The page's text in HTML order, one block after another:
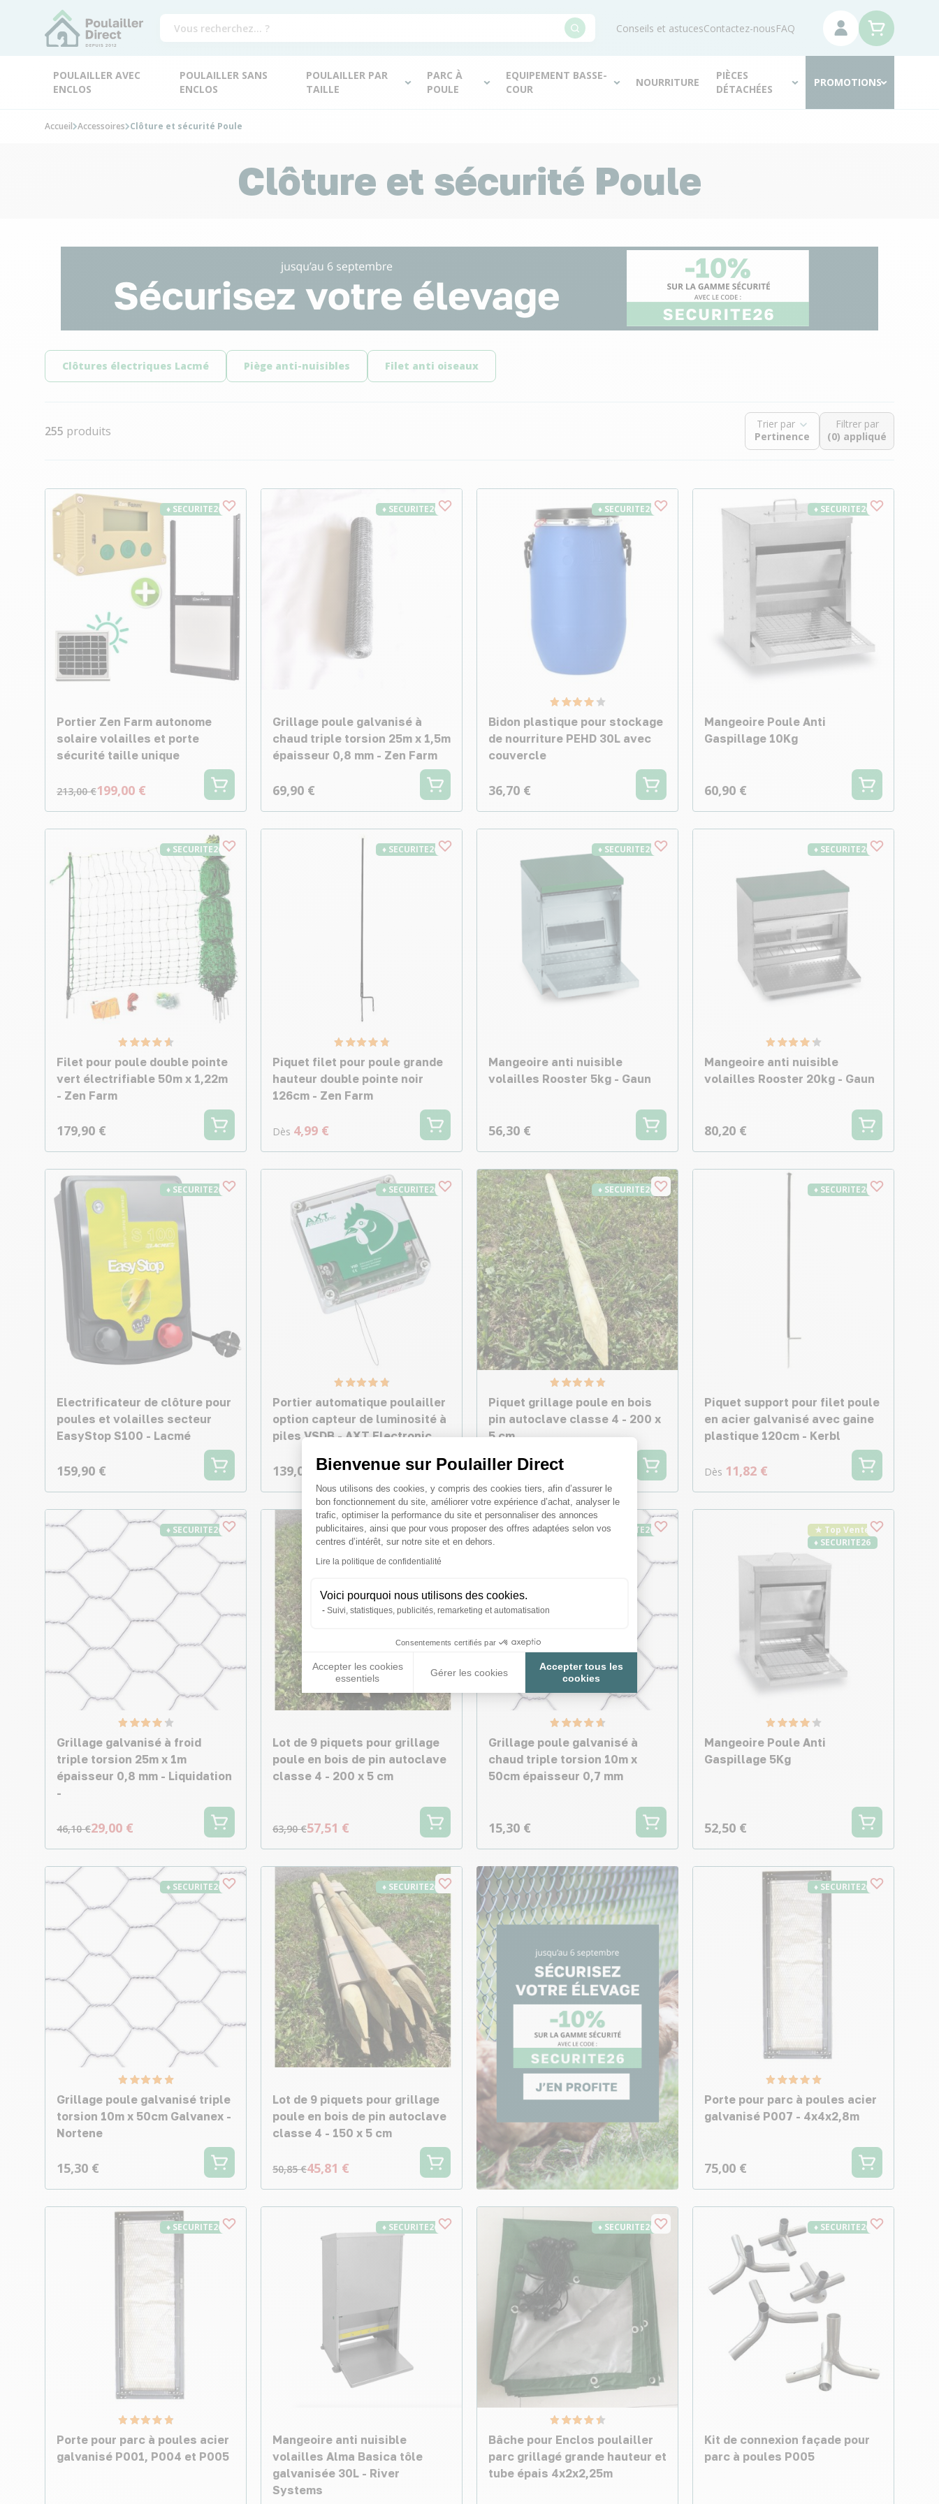
Bienvenue sur Poulailler Direct
Plateforme de Gestion du Consentement : Personnalisez vos Options
Nous utilisons des cookies, y compris des cookies tiers, afin d’assurer le
bon fonctionnement du site, améliorer votre expérience d’achat, analyser le
trafic, optimiser la performance du site et personnaliser des annonces
publicitaires, ainsi que pour vous proposer des offres adaptées selon vos
centres d’intérêt, sur notre site et en dehors.
Lire la politique de confidentialité
Voici pourquoi nous utilisons des cookies.
Suivi, statistiques, publicités, remarketing et automatisation
Consentements certifiés par
Accepter les cookies
essentiels
Gérer les cookies
Accepter tous les
cookies
Axeptio consent
Conseils et astucesContactez-nousFAQ
POULAILLER AVEC
ENCLOS
POULAILLER SANS
ENCLOS
POULAILLER PAR
TAILLE
PARC À
POULE
EQUIPEMENT BASSE-
COUR
NOURRITURE
PIÈCES
DÉTACHÉES
PROMOTIONS
Accueil Accessoires Clôture et sécurité Poule
Clôture et sécurité Poule
Clôtures électriques Lacmé Piège anti-nuisibles Filet anti oiseaux
255 produits Trier par
Filtrer par
(0) appliqué
♦ SECURITE26
Portier Zen Farm autonome
solaire volailles et porte
sécurité taille unique
213,00 €199,00 €
♦ SECURITE26
Grillage poule galvanisé à
chaud triple torsion 25m x 1,5m
épaisseur 0,8 mm - Zen Farm
69,90 €
♦ SECURITE26
Bidon plastique pour stockage
de nourriture PEHD 30L avec
couvercle
36,70 €
♦ SECURITE26
Mangeoire Poule Anti
Gaspillage 10Kg
60,90 €
♦ SECURITE26
Filet pour poule double pointe
vert électrifiable 50m x 1,22m
- Zen Farm
179,90 €
♦ SECURITE26
Piquet filet pour poule grande
hauteur double pointe noir
126cm - Zen Farm
Dès 4,99 €
♦ SECURITE26
Mangeoire anti nuisible
volailles Rooster 5kg - Gaun
56,30 €
♦ SECURITE26
Mangeoire anti nuisible
volailles Rooster 20kg - Gaun
80,20 €
♦ SECURITE26
Electrificateur de clôture pour
poules et volailles secteur
EasyStop S100 - Lacmé
159,90 €
♦ SECURITE26
Portier automatique poulailler
option capteur de luminosité à
piles VSDB - AXT Electronic
139,00 €
♦ SECURITE26
Piquet grillage poule en bois
pin autoclave classe 4 - 200 x
5 cm
7,10 €
♦ SECURITE26
Piquet support pour filet poule
en acier galvanisé avec gaine
plastique 120cm - Kerbl
Dès 11,82 €
♦ SECURITE26
Grillage galvanisé à froid
triple torsion 25m x 1m
épaisseur 0,8 mm - Liquidation
-
46,10 €29,00 €
♦ SECURITE26
Lot de 9 piquets pour grillage
poule en bois de pin autoclave
classe 4 - 200 x 5 cm
63,90 €57,51 €
♦ SECURITE26
Grillage poule galvanisé à
chaud triple torsion 10m x
50cm épaisseur 0,7 mm
15,30 €
★ Top Vente
♦ SECURITE26
Mangeoire Poule Anti
Gaspillage 5Kg
52,50 €
♦ SECURITE26
Grillage poule galvanisé triple
torsion 10m x 50cm Galvanex -
Nortene
15,30 €
♦ SECURITE26
Lot de 9 piquets pour grillage
poule en bois de pin autoclave
classe 4 - 150 x 5 cm
50,85 €45,81 €
♦ SECURITE26
Porte pour parc à poules acier
galvanisé P007 - 4x4x2,8m
75,00 €
♦ SECURITE26
Porte pour parc à poules acier
galvanisé P001, P004 et P005
♦ SECURITE26
Mangeoire anti nuisible
volailles Alma Basica tôle
galvanisée 30L - River
Systems
♦ SECURITE26
Bâche pour Enclos poulailler
parc grillagé grande hauteur et
tube épais 4x2x2,25m
♦ SECURITE26
Kit de connexion façade pour
parc à poules P005